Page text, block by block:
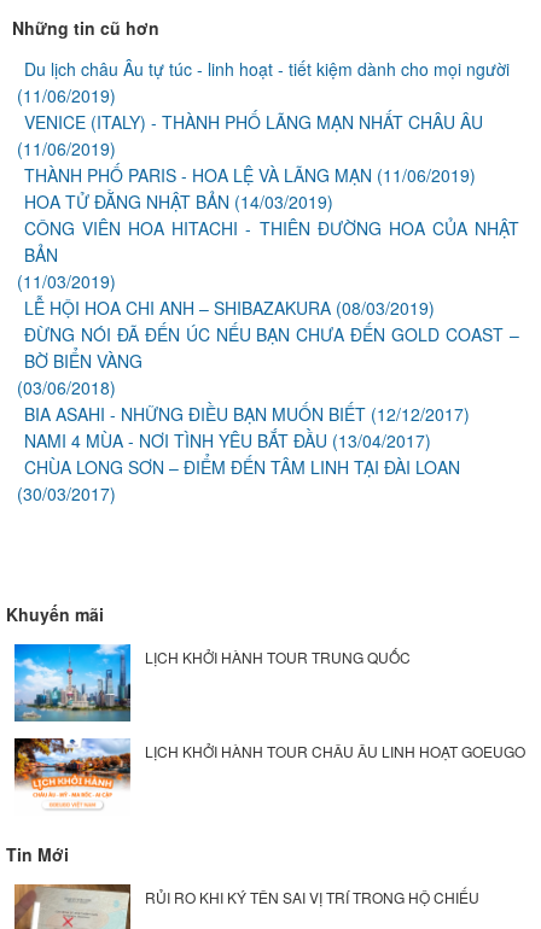
Những tin cũ hơn
Du lịch châu Âu tự túc - linh hoạt - tiết kiệm dành cho mọi người
(11/06/2019)
VENICE (ITALY) - THÀNH PHỐ LÃNG MẠN NHẤT CHÂU ÂU
(11/06/2019)
THÀNH PHỐ PARIS - HOA LỆ VÀ LÃNG MẠN (11/06/2019)
HOA TỬ ĐẰNG NHẬT BẢN (14/03/2019)
CÔNG VIÊN HOA HITACHI - THIÊN ĐƯỜNG HOA CỦA NHẬT
BẢN
(11/03/2019)
LỄ HỘI HOA CHI ANH – SHIBAZAKURA (08/03/2019)
ĐỪNG NÓI ĐÃ ĐẾN ÚC NẾU BẠN CHƯA ĐẾN GOLD COAST –
BỜ BIỂN VÀNG
(03/06/2018)
BIA ASAHI - NHỮNG ĐIỀU BẠN MUỐN BIẾT (12/12/2017)
NAMI 4 MÙA - NƠI TÌNH YÊU BẮT ĐẦU (13/04/2017)
CHÙA LONG SƠN – ĐIỂM ĐẾN TÂM LINH TẠI ĐÀI LOAN
(30/03/2017)
Khuyến mãi
LỊCH KHỞI HÀNH TOUR TRUNG QUỐC
LỊCH KHỞI HÀNH TOUR CHÂU ÂU LINH HOẠT GOEUGO
Tin Mới
RỦI RO KHI KÝ TÊN SAI VỊ TRÍ TRONG HỘ CHIẾU